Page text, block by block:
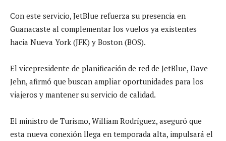
Con este servicio, JetBlue refuerza su presencia en
Guanacaste al complementar los vuelos ya existentes
hacia Nueva York (JFK) y Boston (BOS).
El vicepresidente de planificación de red de JetBlue, Dave
Jehn, afirmó que buscan ampliar oportunidades para los
viajeros y mantener su servicio de calidad.
El ministro de Turismo, William Rodríguez, aseguró que
esta nueva conexión llega en temporada alta, impulsará el